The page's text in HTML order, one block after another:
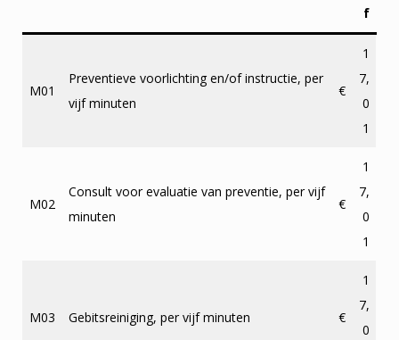
f
M01
Preventieve voorlichting en/of instructie, per
vijf minuten
€
1
7,
0
1
M02
Consult voor evaluatie van preventie, per vijf
minuten
€
1
7,
0
1
M03 Gebitsreiniging, per vijf minuten €
1
7,
0